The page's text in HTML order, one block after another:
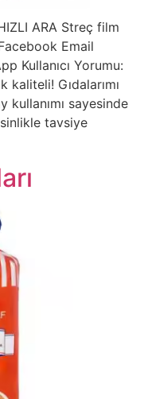
ARA Streç film
Email
Kullanıcı Yorumu:
Gıdalarımı
kullanımı sayesinde
tavsiye